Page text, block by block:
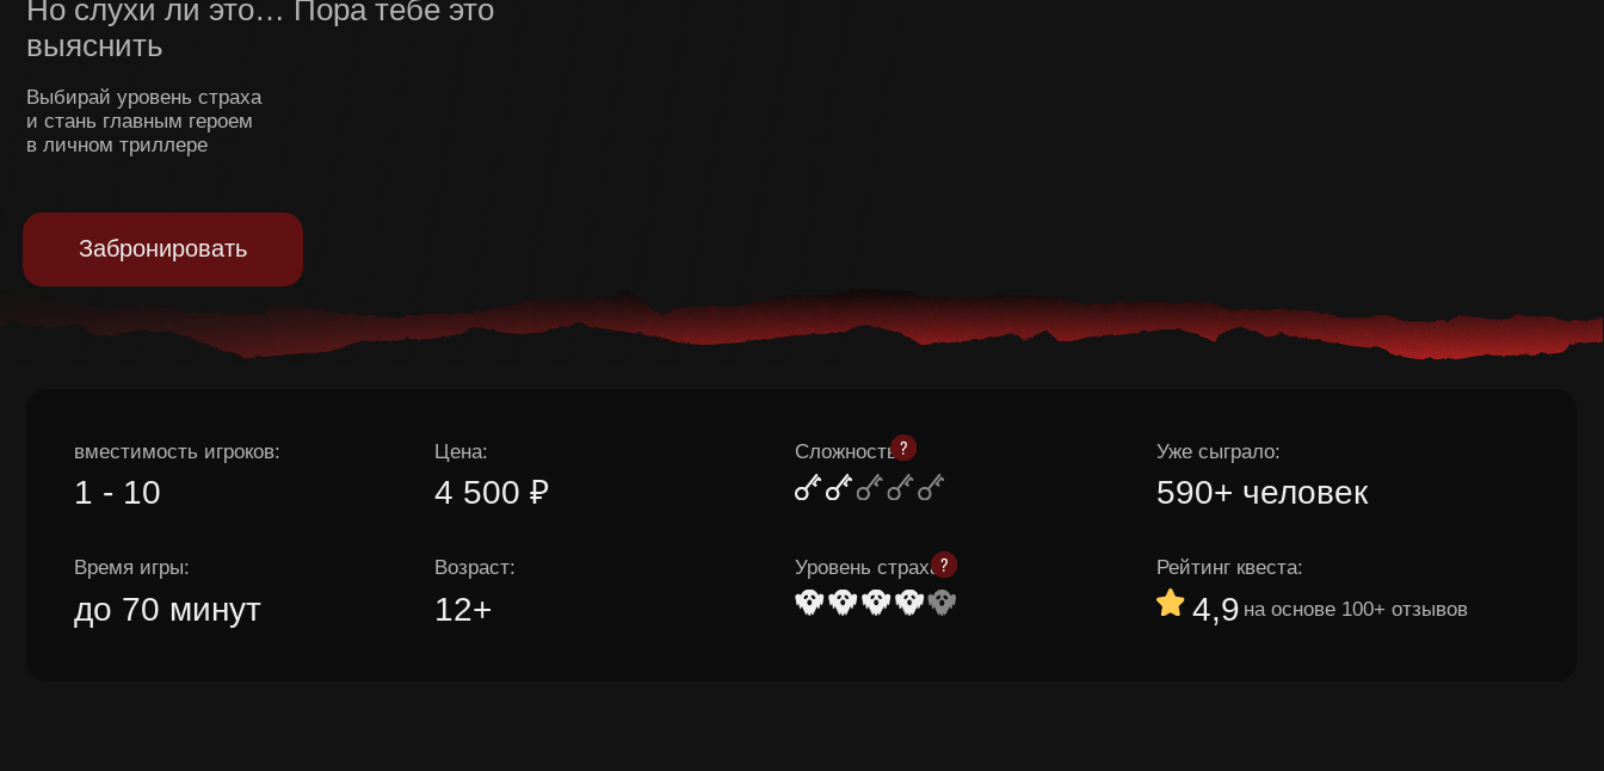
Выбирай уровень страха
и стань главным героем
до 70 минут
Время игры:
вместимость игроков:
12+
Возраст:
Цена:
на основе 100+ отзывов
Рейтинг квеста:
Уже сыграло:
Сложность:
Уровень страха: